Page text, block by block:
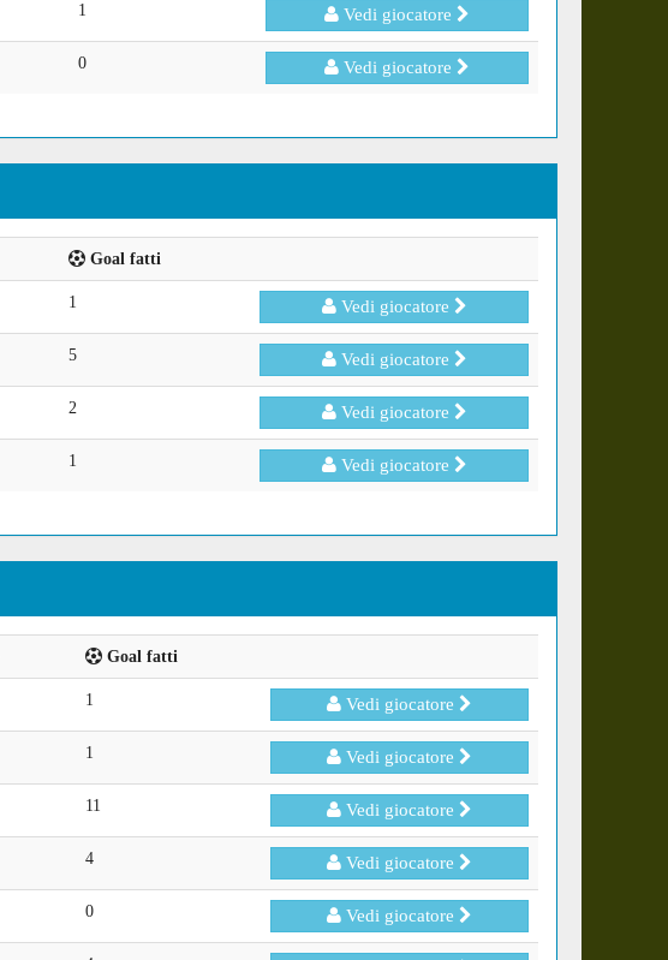
1 Vedi giocatore
0 Vedi giocatore
Goal fatti
1 Vedi giocatore
5 Vedi giocatore
2 Vedi giocatore
1 Vedi giocatore
Goal fatti
1 Vedi giocatore
1 Vedi giocatore
11 Vedi giocatore
4 Vedi giocatore
0 Vedi giocatore